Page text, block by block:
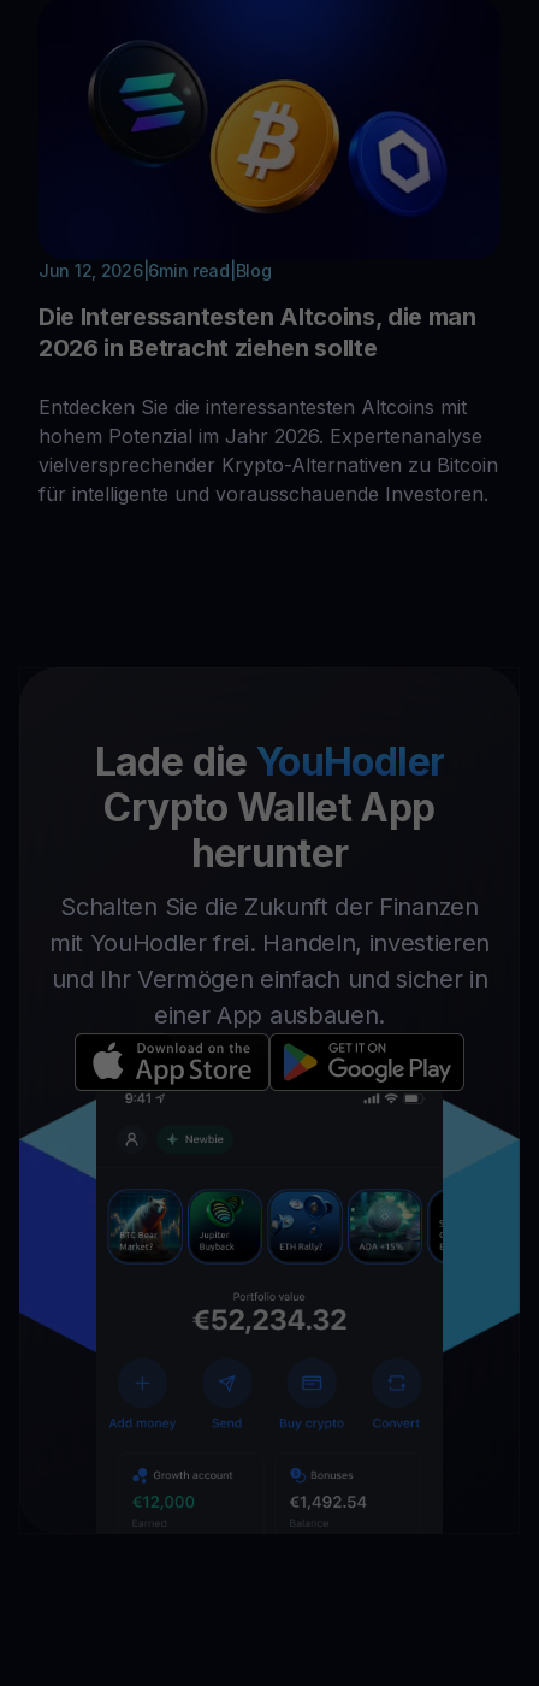
Jun 12, 2026| 6min read Blog
Die Interessantesten Altcoins, die man
2026 in Betracht ziehen sollte
Entdecken Sie die interessantesten Altcoins mit
hohem Potenzial im Jahr 2026. Expertenanalyse
vielversprechender Krypto-Alternativen zu Bitcoin
für intelligente und vorausschauende Investoren.
Lade die YouHodler
Crypto Wallet App
herunter
Schalten Sie die Zukunft der Finanzen
mit YouHodler frei. Handeln, investieren
und Ihr Vermögen einfach und sicher in
einer App ausbauen.